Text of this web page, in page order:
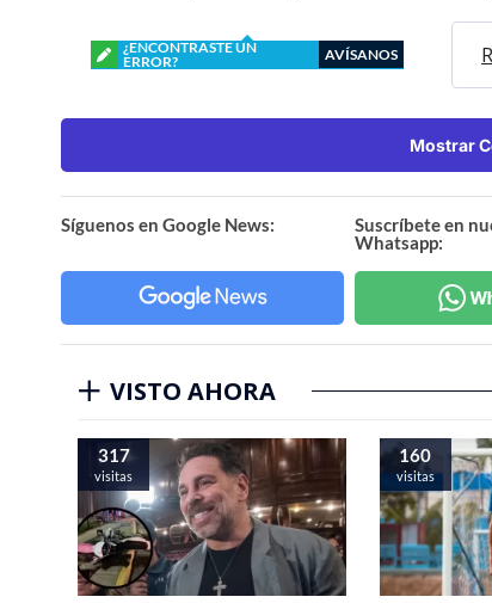
¿ENCONTRASTE UN
ERROR?
AVÍSANOS
Mostrar
Síguenos en Google News:
Suscríbete en
Whatsapp:
VISTO AHORA
317
visitas
160
visitas